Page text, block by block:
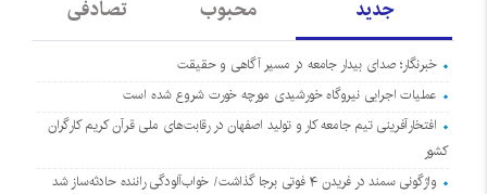
جدید محبوب تصادفی
خبرنگار؛ صدای بیدار جامعه در مسیر آگاهی و حقیقت
عملیات اجرایی نیروگاه خورشیدی مورچه خورت شروع شده است
افتخارآفرینی تیم جامعه کار و تولید اصفهان در رقابت‌های ملی قرآن کریم کارگران
کشور
واژگونی سمند در فریدن ۴ فوتی برجا گذاشت/ خواب‌آلودگی راننده حادثه‌ساز شد